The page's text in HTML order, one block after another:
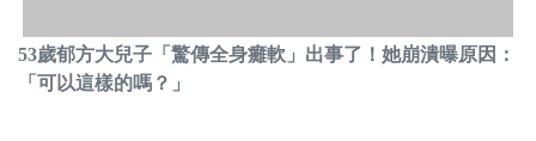
53歲郁方大兒子「驚傳全身癱軟」出事了！她崩潰曝原因：
「可以這樣的嗎？」